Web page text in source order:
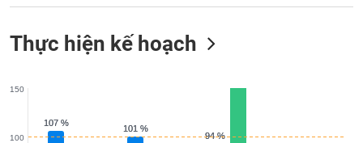
Thực hiện kế hoạch
107 %
107 %
101 %
101 %
94 %
94 %
100
150